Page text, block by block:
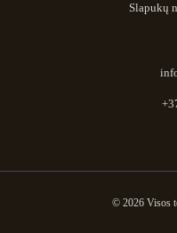
Slapukų
© 2026 Visos